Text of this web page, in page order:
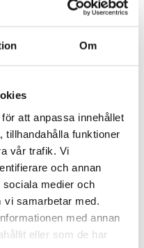
Om
att anpassa innehållet
tillhandahålla funktioner
vår trafik. Vi
och annan
medier och
samarbetar med.
med annan
eller som de har
och organisationer
för hållbart